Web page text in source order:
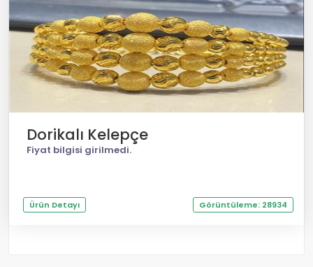
Dorikalı Kelepçe
Fiyat bilgisi girilmedi.
Ürün Detayı Görüntüleme: 28934